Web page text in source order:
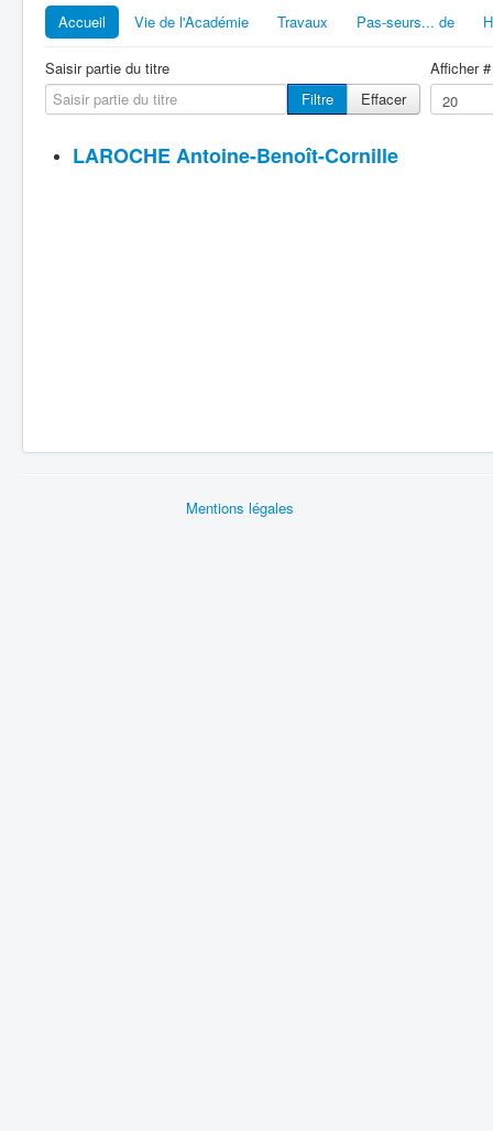
Accueil Vie de l'Académie Travaux Pas-seurs... de
Saisir partie du titre
Filtre
Effacer
Afficher #
LAROCHE Antoine-Benoît-Cornille
Mentions légales